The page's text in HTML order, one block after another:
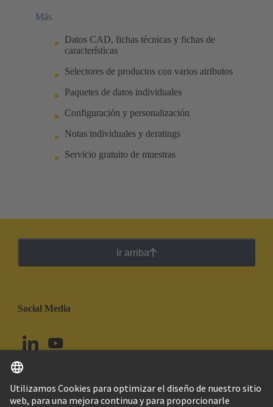
Más
Datos CAD, fichas técnicas y fichas de
características
Selectores de productos con varios atributos
Paquetes de datos individuales
Configuración y personalización
Notas individuales y deratings
Servicio gratuito de muestras
Ir arriba
Social Media
Chile Español